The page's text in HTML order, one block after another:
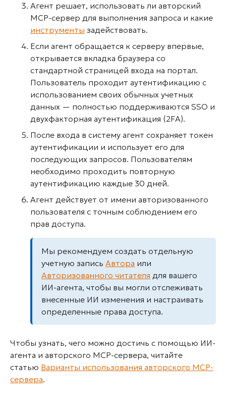
Агент решает, использовать ли авторский
MCP-сервер для выполнения запроса и какие
инструменты задействовать.
Если агент обращается к серверу впервые,
открывается вкладка браузера со
стандартной страницей входа на портал.
Пользователь проходит аутентификацию с
использованием своих обычных учетных
данных — полностью поддерживаются SSO и
двухфакторная аутентификация (2FA).
После входа в систему агент сохраняет токен
аутентификации и использует его для
последующих запросов. Пользователям
необходимо проходить повторную
аутентификацию каждые 30 дней.
Агент действует от имени авторизованного
пользователя с точным соблюдением его
прав доступа.
Мы рекомендуем создать отдельную
учетную запись Автора или
Авторизованного читателя для вашего
ИИ-агента, чтобы вы могли отслеживать
внесенные ИИ изменения и настраивать
определенные права доступа.
Чтобы узнать, чего можно достичь с помощью ИИ-
агента и авторского MCP-сервера, читайте
статью Варианты использования авторского MCP-
сервера.